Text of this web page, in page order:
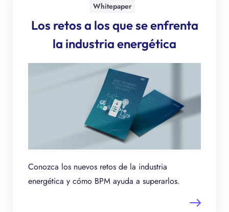
Whitepaper
Los retos a los que se enfrenta
la industria energética
Conozca los nuevos retos de la industria
energética y cómo BPM ayuda a superarlos.